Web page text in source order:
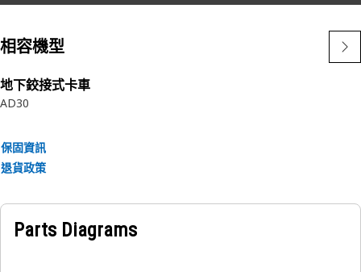
相容機型
地下鉸接式卡車
AD30
保固資訊
退貨政策
Parts Diagrams